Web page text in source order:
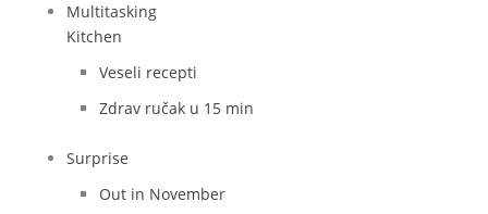
Multitasking
Kitchen
Veseli recepti
Zdrav ručak u 15 min
Surprise
Out in November